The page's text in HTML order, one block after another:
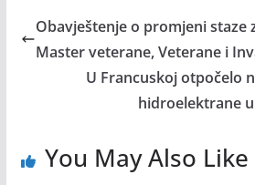
Obavještenje o promjeni staze
Master veterane, Veterane i
U Francuskoj otpočelo
hidroelektrane
You May Also Like